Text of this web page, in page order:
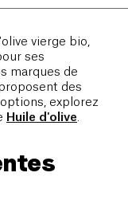
vierge bio,
ses
marques de
des
explorez
Huile d'olive